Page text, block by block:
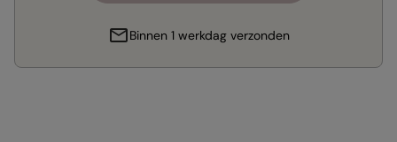
Binnen 1 werkdag verzonden